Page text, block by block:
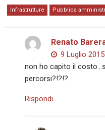
Infrastrutture Pubblica
Renato
9 Luglio
non ho capito il
percorsi?!?!?
Rispondi